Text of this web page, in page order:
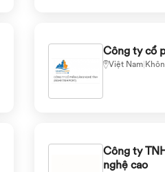
Công ty cổ
Việt Nam|
Công ty
nghệ cao